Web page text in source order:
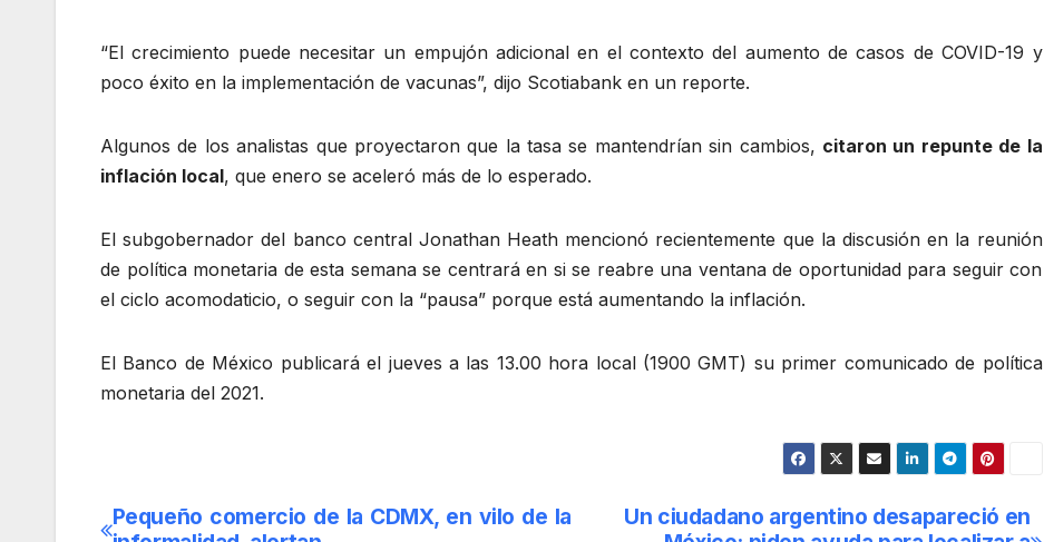
“El crecimiento puede necesitar un empujón adicional en el contexto del aumento de casos de COVID-19 y
poco éxito en la implementación de vacunas”, dijo Scotiabank en un reporte.
Algunos de los analistas que proyectaron que la tasa se mantendrían sin cambios, citaron un repunte de la
inflación local, que enero se aceleró más de lo esperado.
El subgobernador del banco central Jonathan Heath mencionó recientemente que la discusión en la reunión
de política monetaria de esta semana se centrará en si se reabre una ventana de oportunidad para seguir con
el ciclo acomodaticio, o seguir con la “pausa” porque está aumentando la inflación.
El Banco de México publicará el jueves a las 13.00 hora local (1900 GMT) su primer comunicado de política
monetaria del 2021.
Navegación
Un ciudadano argentino desapareció en
Pequeño comercio de la CDMX, en vilo de la